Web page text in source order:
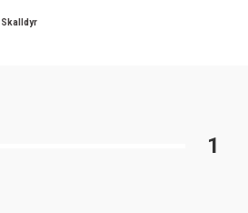
Skalldyr
1